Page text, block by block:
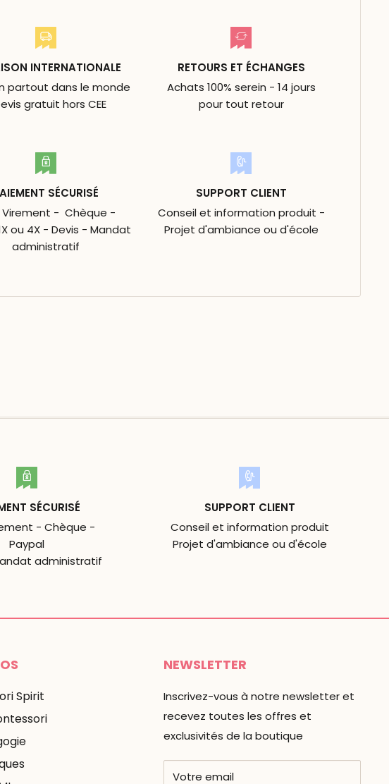
INTERNATIONALE
partout dans le monde
gratuit hors CEE
RETOURS ET ÉCHANGES
Achats 100% serein - 14 jours
pour tout retour
SÉCURISÉ
Virement - Chèque -
ou 4X - Devis - Mandat
administratif
SUPPORT CLIENT
Conseil et information produit -
Projet d'ambiance ou d'école
SÉCURISÉ
- Chèque -
Paypal
administratif
SUPPORT CLIENT
Conseil et information produit
Projet d'ambiance ou d'école
Spirit
NEWSLETTER
Inscrivez-vous à notre newsletter et
recevez toutes les offres et
exclusivités de la boutique
Votre email